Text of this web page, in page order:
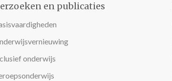
en publicaties
onderwijs